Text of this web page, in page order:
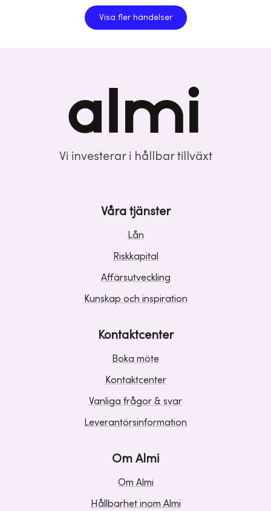
Visa fler händelser
Vi investerar i hållbar tillväxt
Våra tjänster
Lån
Riskkapital
Affärsutveckling
Kunskap och inspiration
Kontaktcenter
Boka möte
Kontaktcenter
Vanliga frågor & svar
Leverantörsinformation
Om Almi
Om Almi
Hållbarhet inom Almi